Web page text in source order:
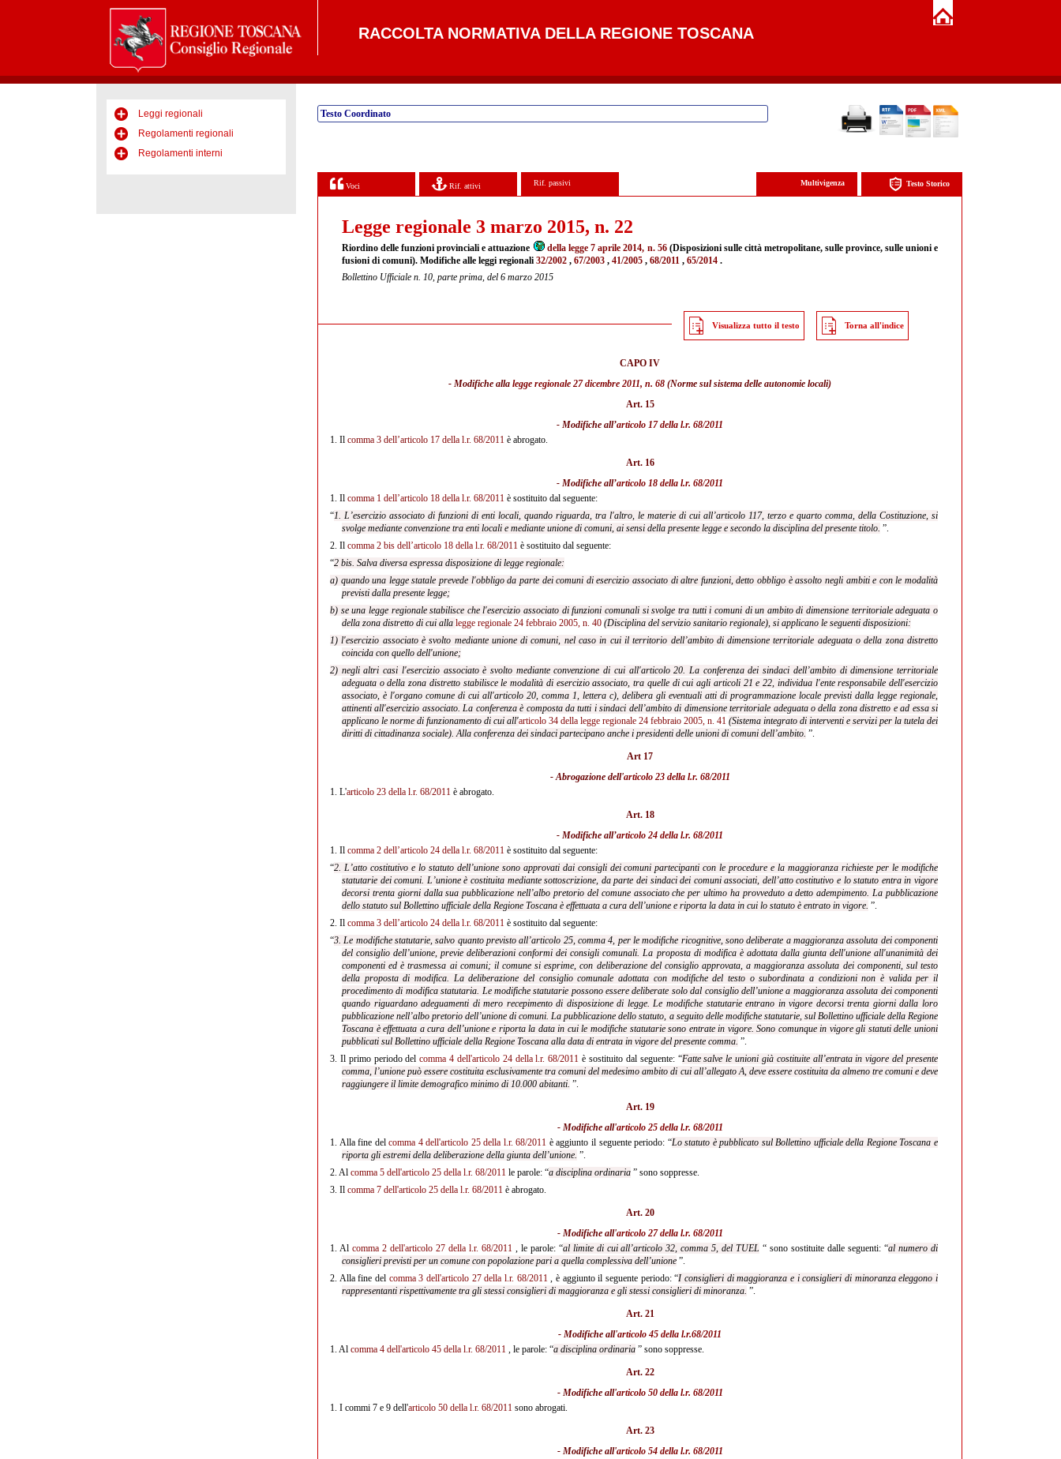
RACCOLTA NORMATIVA DELLA REGIONE TOSCANA
Leggi regionali
Regolamenti regionali
Regolamenti interni
Testo Coordinato
Voci Rif. attivi Rif. passivi Testo Storico
Multivigenza
Legge regionale 3 marzo 2015, n. 22
Riordino delle funzioni provinciali e attuazione della legge 7 aprile 2014, n. 56(Disposizioni sulle città metropolitane, sulle province, sulle unioni e
fusioni di comuni). Modifiche alle leggi regionali 32/2002 , 67/2003 , 41/2005 , 68/2011 , 65/2014 .
Bollettino Ufficiale n. 10, parte prima, del 6 marzo 2015
Visualizza tutto il testo Torna all'indice
CAPO IV
- Modifiche alla legge regionale 27 dicembre 2011, n. 68 (Norme sul sistema delle autonomie locali)
Art. 15
- Modifiche all’articolo 17 della l.r. 68/2011
1. Il comma 3 dell’articolo 17 della l.r. 68/2011 è abrogato.
Art. 16
- Modifiche all’articolo 18 della l.r. 68/2011
1. Il comma 1 dell’articolo 18 della l.r. 68/2011 è sostituito dal seguente:
“1. L’esercizio associato di funzioni di enti locali, quando riguarda, tra l'altro, le materie di cui all’articolo 117, terzo e quarto comma, della Costituzione, si
svolge mediante convenzione tra enti locali e mediante unione di comuni, ai sensi della presente legge e secondo la disciplina del presente titolo. ”.
2. Il comma 2 bis dell’articolo 18 della l.r. 68/2011 è sostituito dal seguente:
“2 bis. Salva diversa espressa disposizione di legge regionale:
a) quando una legge statale prevede l'obbligo da parte dei comuni di esercizio associato di altre funzioni, detto obbligo è assolto negli ambiti e con le modalità
previsti dalla presente legge;
b) se una legge regionale stabilisce che l'esercizio associato di funzioni comunali si svolge tra tutti i comuni di un ambito di dimensione territoriale adeguata o
della zona distretto di cui alla legge regionale 24 febbraio 2005, n. 40 (Disciplina del servizio sanitario regionale), si applicano le seguenti disposizioni:
1) l'esercizio associato è svolto mediante unione di comuni, nel caso in cui il territorio dell’ambito di dimensione territoriale adeguata o della zona distretto
coincida con quello dell'unione;
2) negli altri casi l'esercizio associato è svolto mediante convenzione di cui all'articolo 20. La conferenza dei sindaci dell’ambito di dimensione territoriale
adeguata o della zona distretto stabilisce le modalità di esercizio associato, tra quelle di cui agli articoli 21 e 22, individua l'ente responsabile dell'esercizio
associato, è l'organo comune di cui all'articolo 20, comma 1, lettera c), delibera gli eventuali atti di programmazione locale previsti dalla legge regionale,
attinenti all'esercizio associato. La conferenza è composta da tutti i sindaci dell’ambito di dimensione territoriale adeguata o della zona distretto e ad essa si
applicano le norme di funzionamento di cui all'articolo 34 della legge regionale 24 febbraio 2005, n. 41 (Sistema integrato di interventi e servizi per la tutela dei
diritti di cittadinanza sociale). Alla conferenza dei sindaci partecipano anche i presidenti delle unioni di comuni dell’ambito. ”.
Art 17
- Abrogazione dell'articolo 23 della l.r. 68/2011
1. L'articolo 23 della l.r. 68/2011 è abrogato.
Art. 18
- Modifiche all’articolo 24 della l.r. 68/2011
1. Il comma 2 dell’articolo 24 della l.r. 68/2011 è sostituito dal seguente:
“2. L’atto costitutivo e lo statuto dell’unione sono approvati dai consigli dei comuni partecipanti con le procedure e la maggioranza richieste per le modifiche
statutarie dei comuni. L’unione è costituita mediante sottoscrizione, da parte dei sindaci dei comuni associati, dell’atto costitutivo e lo statuto entra in vigore
decorsi trenta giorni dalla sua pubblicazione nell’albo pretorio del comune associato che per ultimo ha provveduto a detto adempimento. La pubblicazione
dello statuto sul Bollettino ufficiale della Regione Toscana è effettuata a cura dell’unione e riporta la data in cui lo statuto è entrato in vigore. ”.
2. Il comma 3 dell’articolo 24 della l.r. 68/2011 è sostituito dal seguente:
“3. Le modifiche statutarie, salvo quanto previsto all’articolo 25, comma 4, per le modifiche ricognitive, sono deliberate a maggioranza assoluta dei componenti
del consiglio dell’unione, previe deliberazioni conformi dei consigli comunali. La proposta di modifica è adottata dalla giunta dell'unione all'unanimità dei
componenti ed è trasmessa ai comuni; il comune si esprime, con deliberazione del consiglio approvata, a maggioranza assoluta dei componenti, sul testo
della proposta di modifica. La deliberazione del consiglio comunale adottata con modifiche del testo o subordinata a condizioni non è valida per il
procedimento di modifica statutaria. Le modifiche statutarie possono essere deliberate solo dal consiglio dell’unione a maggioranza assoluta dei componenti
quando riguardano adeguamenti di mero recepimento di disposizione di legge. Le modifiche statutarie entrano in vigore decorsi trenta giorni dalla loro
pubblicazione nell’albo pretorio dell’unione di comuni. La pubblicazione dello statuto, a seguito delle modifiche statutarie, sul Bollettino ufficiale della Regione
Toscana è effettuata a cura dell’unione e riporta la data in cui le modifiche statutarie sono entrate in vigore. Sono comunque in vigore gli statuti delle unioni
pubblicati sul Bollettino ufficiale della Regione Toscana alla data di entrata in vigore del presente comma. ”.
3. Il primo periodo delcomma 4 dell'articolo 24 della l.r. 68/2011 è sostituito dal seguente: “Fatte salve le unioni già costituite all’entrata in vigore del presente
comma, l’unione può essere costituita esclusivamente tra comuni del medesimo ambito di cui all’allegato A, deve essere costituita da almeno tre comuni e deve
raggiungere il limite demografico minimo di 10.000 abitanti. ”.
Art. 19
- Modifiche all'articolo 25 della l.r. 68/2011
1. Alla fine delcomma 4 dell'articolo 25 della l.r. 68/2011 è aggiunto il seguente periodo: “Lo statuto è pubblicato sul Bollettino ufficiale della Regione Toscana e
riporta gli estremi della deliberazione della giunta dell’unione. ”.
2. Al comma 5 dell'articolo 25 della l.r. 68/2011 le parole: “a disciplina ordinaria ” sono soppresse.
3. Il comma 7 dell'articolo 25 della l.r. 68/2011 è abrogato.
Art. 20
- Modifiche all'articolo 27 della l.r. 68/2011
1. Al comma 2 dell'articolo 27 della l.r. 68/2011, le parole: “al limite di cui all’articolo 32, comma 5, del TUEL “ sono sostituite dalle seguenti: “al numero di
consiglieri previsti per un comune con popolazione pari a quella complessiva dell’unione ”.
2. Alla fine del comma 3 dell'articolo 27 della l.r. 68/2011, è aggiunto il seguente periodo: “I consiglieri di maggioranza e i consiglieri di minoranza eleggono i
rappresentanti rispettivamente tra gli stessi consiglieri di maggioranza e gli stessi consiglieri di minoranza. ”.
Art. 21
- Modifiche all'articolo 45 della l.r.68/2011
1. Al comma 4 dell'articolo 45 della l.r. 68/2011 , le parole: “a disciplina ordinaria ” sono soppresse.
Art. 22
- Modifiche all'articolo 50 della l.r. 68/2011
1. I commi 7 e 9 dell'articolo 50 della l.r. 68/2011 sono abrogati.
Art. 23
- Modifiche all'articolo 54 della l.r. 68/2011